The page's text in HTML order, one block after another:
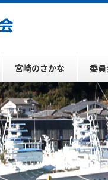
宮崎のさかな 委